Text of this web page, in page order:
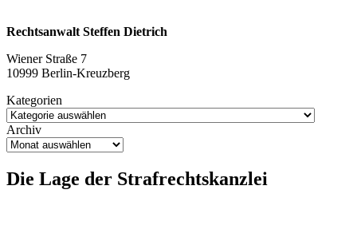
Rechtsanwalt Steffen Dietrich
Wiener Straße 7
10999 Berlin-Kreuzberg
Kategorien
Archiv
Die Lage der Strafrechtskanzlei